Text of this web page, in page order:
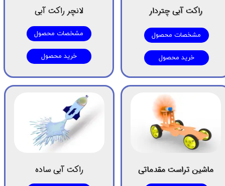
مشخصات محصول
لانچر راکت آبی
خرید محصول
مشخصات محصول
راکت آبی چتردار
خرید محصول
راکت آبی ساده ماشین تراست مقدماتی